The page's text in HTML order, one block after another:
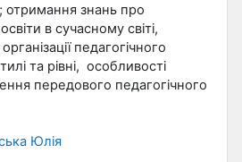
отримання знань про
в сучасному світі,
педагогічного
та рівні, особливості
передового педагогічного
Юлія